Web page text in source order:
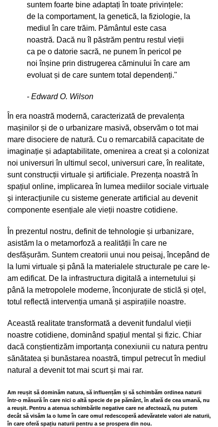
suntem foarte bine adaptați în toate privințele:
de la comportament, la genetică, la fiziologie, la
mediul în care trăim. Pământul este casa
noastră. Dacă nu îl păstrăm pentru restul vieții
ca pe o datorie sacră, ne punem în pericol pe
noi înșine prin distrugerea căminului în care am
evoluat și de care suntem total dependenți."
- Edward O. Wilson
În era noastră modernă, caracterizată de prevalența
mașinilor și de o urbanizare masivă, observăm o tot mai
mare disociere de natură. Cu o remarcabilă capacitate de
imaginație și adaptabilitate, omenirea a creat și a colonizat
noi universuri în ultimul secol, universuri care, în realitate,
sunt construcții virtuale și artificiale. Prezența noastră în
spațiul online, implicarea în lumea mediilor sociale virtuale
și interacțiunile cu sisteme generate artificial au devenit
componente esențiale ale vieții noastre cotidiene.
În prezentul nostru, definit de tehnologie și urbanizare,
asistăm la o metamorfoză a realității în care ne
desfășurăm. Suntem creatorii unui nou peisaj, începând de
la lumi virtuale și până la materialele structurale pe care le-
am edificat. De la infrastructura digitală a internetului și
până la metropolele moderne, înconjurate de sticlă și oțel,
totul reflectă intervenția umană și aspirațiile noastre.
Această realitate transformată a devenit fundalul vieții
noastre cotidiene, dominând spațiul mental și fizic. Chiar
dacă conștientizăm importanța conexiunii cu natura pentru
sănătatea și bunăstarea noastră, timpul petrecut în mediul
natural a devenit tot mai scurt și mai rar.
Am reușit să dominăm natura, să influențăm și să schimbăm ordinea naturii
într-o măsură în care nici o altă specie de pe pământ, în afară de cea umană, nu
a reușit. Pentru a atenua schimbările negative care ne afectează, nu putem
decât să visăm la o lume în care omul redescoperă adevăratele valori ale naturii,
în care oferă spațiu naturii pentru a se prospera din nou.